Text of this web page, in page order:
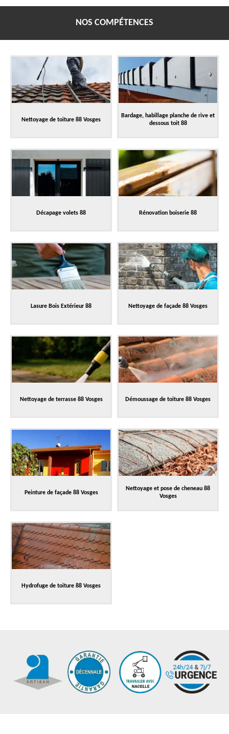
NOS COMPÉTENCES
Nettoyage de toiture 88 Vosges
Bardage, habillage planche de rive et
dessous toit 88
Décapage volets 88 Rénovation boiserie 88
Lasure Bois Extérieur 88 Nettoyage de façade 88 Vosges
Nettoyage de terrasse 88 Vosges Démoussage de toiture 88 Vosges
Peinture de façade 88 Vosges
Nettoyage et pose de cheneau 88
Vosges
Hydrofuge de toiture 88 Vosges